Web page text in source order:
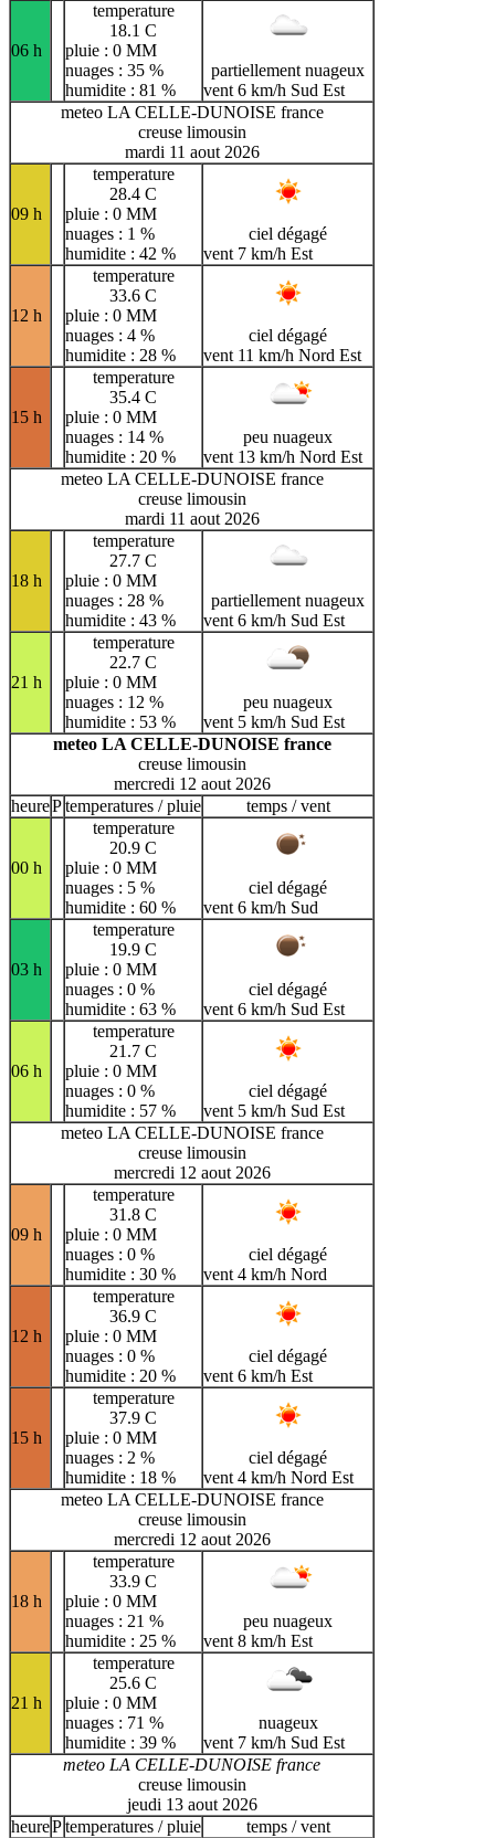
06 h
temperature
18.1 C
pluie : 0 MM
nuages : 35 %
humidite : 81 %
partiellement nuageux
vent 6 km/h Sud Est
meteo LA CELLE-DUNOISE france
creuse limousin
mardi 11 aout 2026
09 h
temperature
28.4 C
pluie : 0 MM
nuages : 1 %
humidite : 42 %
ciel dégagé
vent 7 km/h Est
12 h
temperature
33.6 C
pluie : 0 MM
nuages : 4 %
humidite : 28 %
ciel dégagé
vent 11 km/h Nord Est
15 h
temperature
35.4 C
pluie : 0 MM
nuages : 14 %
humidite : 20 %
peu nuageux
vent 13 km/h Nord Est
meteo LA CELLE-DUNOISE france
creuse limousin
mardi 11 aout 2026
18 h
temperature
27.7 C
pluie : 0 MM
nuages : 28 %
humidite : 43 %
partiellement nuageux
vent 6 km/h Sud Est
21 h
temperature
22.7 C
pluie : 0 MM
nuages : 12 %
humidite : 53 %
peu nuageux
vent 5 km/h Sud Est
meteo LA CELLE-DUNOISE france
creuse limousin
mercredi 12 aout 2026
heurePtemperatures / pluie temps / vent
00 h
temperature
20.9 C
pluie : 0 MM
nuages : 5 %
humidite : 60 %
ciel dégagé
vent 6 km/h Sud
03 h
temperature
19.9 C
pluie : 0 MM
nuages : 0 %
humidite : 63 %
ciel dégagé
vent 6 km/h Sud Est
06 h
temperature
21.7 C
pluie : 0 MM
nuages : 0 %
humidite : 57 %
ciel dégagé
vent 5 km/h Sud Est
meteo LA CELLE-DUNOISE france
creuse limousin
mercredi 12 aout 2026
09 h
temperature
31.8 C
pluie : 0 MM
nuages : 0 %
humidite : 30 %
ciel dégagé
vent 4 km/h Nord
12 h
temperature
36.9 C
pluie : 0 MM
nuages : 0 %
humidite : 20 %
ciel dégagé
vent 6 km/h Est
15 h
temperature
37.9 C
pluie : 0 MM
nuages : 2 %
humidite : 18 %
ciel dégagé
vent 4 km/h Nord Est
meteo LA CELLE-DUNOISE france
creuse limousin
mercredi 12 aout 2026
18 h
temperature
33.9 C
pluie : 0 MM
nuages : 21 %
humidite : 25 %
peu nuageux
vent 8 km/h Est
21 h
temperature
25.6 C
pluie : 0 MM
nuages : 71 %
humidite : 39 %
nuageux
vent 7 km/h Sud Est
meteo LA CELLE-DUNOISE france
creuse limousin
jeudi 13 aout 2026
heurePtemperatures / pluie temps / vent